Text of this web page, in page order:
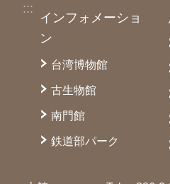
:::
インフォメーショ
ン
台湾博物館
古生物館
南門館
鉄道部パーク